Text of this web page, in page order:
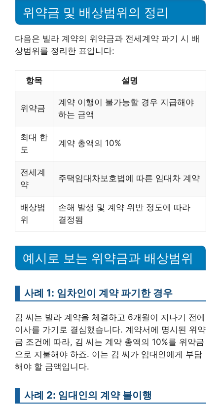
위약금 및 배상범위의 정리
다음은 빌라 계약의 위약금과 전세계약 파기 시 배
상범위를 정리한 표입니다:
항목 설명
위약금
계약 이행이 불가능할 경우 지급해야
하는 금액
최대 한
도
계약 총액의 10%
전세계
약
주택임대차보호법에 따른 임대차 계약
배상범
위
손해 발생 및 계약 위반 정도에 따라
결정됨
예시로 보는 위약금과 배상범위
사례 1: 임차인이 계약 파기한 경우
김 씨는 빌라 계약을 체결하고 6개월이 지나기 전에
이사를 가기로 결심했습니다. 계약서에 명시된 위약
금 조건에 따라, 김 씨는 계약 총액의 10%를 위약금
으로 지불해야 하죠. 이는 김 씨가 임대인에게 부담
해야 할 금액입니다.
사례 2: 임대인의 계약 불이행